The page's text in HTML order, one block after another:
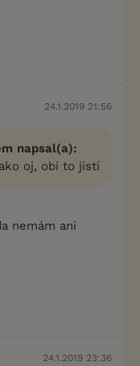
24.1.2019 21:56
napsal(a):
oj, obi to jistí
nemám ani
24.1.2019 23:36